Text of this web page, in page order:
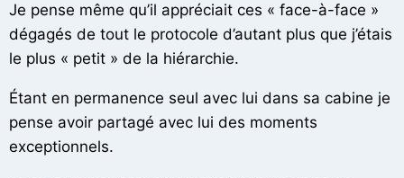
Je pense même qu’il appréciait ces « face-à-face »
dégagés de tout le protocole d’autant plus que j’étais
le plus « petit » de la hiérarchie.
Étant en permanence seul avec lui dans sa cabine je
pense avoir partagé avec lui des moments
exceptionnels.